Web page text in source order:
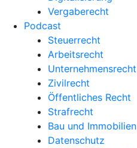
Vergaberecht
Podcast
Steuerrecht
Arbeitsrecht
Unternehmens­recht
Zivilrecht
Öffentliches Recht
Strafrecht
Bau und Immobilien
Datenschutz